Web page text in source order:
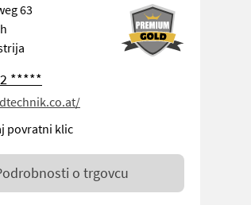
63
*****
povratni klic
o trgovcu